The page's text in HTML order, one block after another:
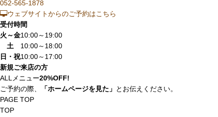
052-565-1878
ウェブサイトからのご予約はこちら
受付時間
火～金10:00～19:00
土
10:00～18:00
日・祝10:00～17:00
新規ご来店の方
ALLメニュー20%OFF!
ご予約の際、
「ホームページを見た」 とお伝えください。
PAGE TOP
TOP